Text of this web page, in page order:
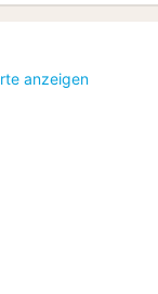
anzeigen